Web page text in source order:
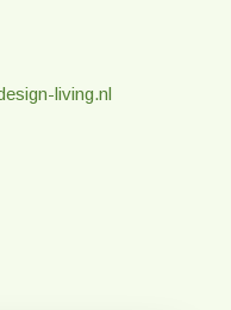
living.nl